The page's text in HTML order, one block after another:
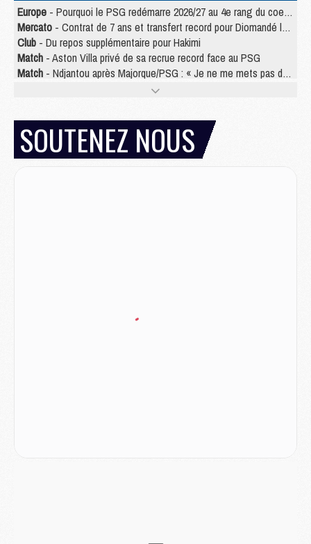
Europe - Pourquoi le PSG redémarre 2026/27 au 4e rang du coefficient UEFA
Mercato - Contrat de 7 ans et transfert record pour Diomandé loin du PSG
Club - Du repos supplémentaire pour Hakimi
Match - Aston Villa privé de sa recrue record face au PSG
Match - Ndjantou après Majorque/PSG : « Je ne me mets pas de plafond »
- La deuxième recrue du PSG arrive
Match- Rafel Pol « touché » par l'hommage reçu avant Majorque/PSG
Match- Majorque/PSG (3-0), les performances individuelles
Match- Luis Enrique : « On attend le retour de nos internationaux »
- Le PSG officialise un quatrième prêt
SOUTENEZ NOUS